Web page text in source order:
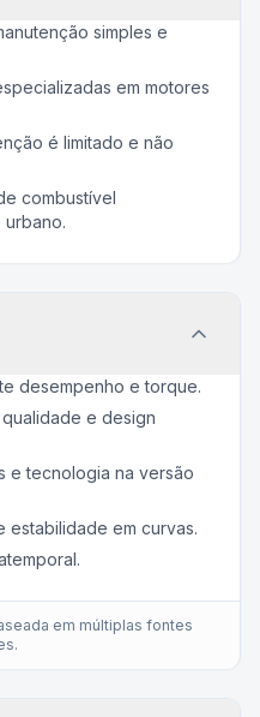
simples e
em motores
é limitado e não
combustível
desempenho e torque.
e design
e tecnologia na versão
em curvas.
em múltiplas fontes